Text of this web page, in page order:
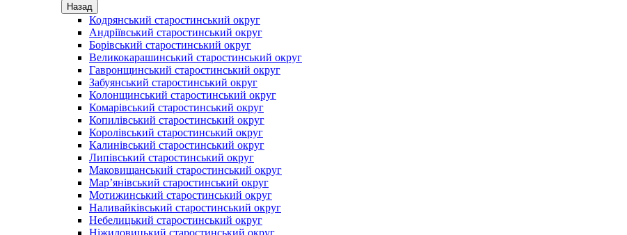
Назад
Кодрянський старостинський округ
Андріївський старостинський округ
Борівський старостинський округ
Великокарашинський старостинський округ
Гавронщинський старостинський округ
Забуянський старостинський округ
Колонщинський старостинський округ
Комарівський старостинський округ
Копилівський старостинський округ
Королівський старостинський округ
Калинівський старостинський округ
Липівський старостинський округ
Маковищанський старостинський округ
Мар’янівський старостинський округ
Мотижинський старостинський округ
Наливайківський старостинський округ
Небелицький старостинський округ
Ніжиловицький старостинський округ